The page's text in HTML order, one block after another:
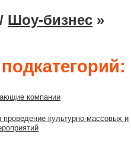
/ Шоу-бизнес »
компании
проведение культурно-массовых и